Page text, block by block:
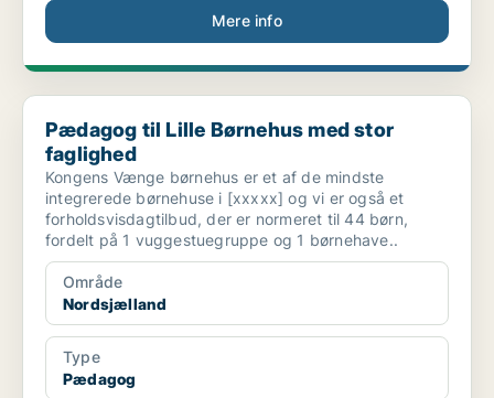
Mere info
Pædagog til Lille Børnehus med stor faglighed
Pædagog til Lille Børnehus med stor
faglighed
Kongens Vænge børnehus er et af de mindste
integrerede børnehuse i [xxxxx] og vi er også et
forholdsvisdagtilbud, der er normeret til 44 børn,
fordelt på 1 vuggestuegruppe og 1 børnehave..
Område
Nordsjælland
Type
Pædagog